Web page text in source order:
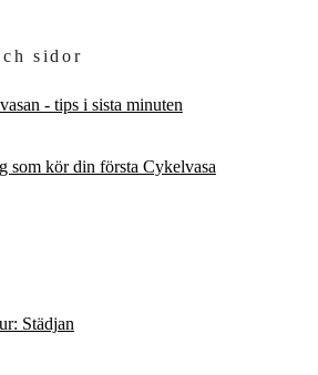
sidor
- tips i sista minuten
som kör din första Cykelvasa
Städjan